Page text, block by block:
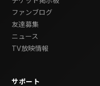
ファンブログ
友達募集
ニュース
TV放映情報
サポート